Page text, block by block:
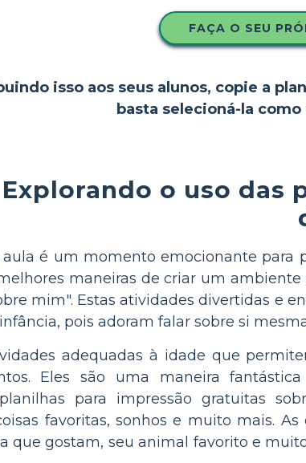
FAÇA O SEU
isso aos seus alunos, copie a
basta selecioná-la
Explorando o uso das
é um momento emocionante para
maneiras de criar um
mim". Estas atividades divertidas e
pois adoram falar sobre si
adequadas à idade que
Eles são uma maneira
planilhas para impressão gratuitas
favoritas, sonhos e muito mais.
que gostam, seu animal favorito e